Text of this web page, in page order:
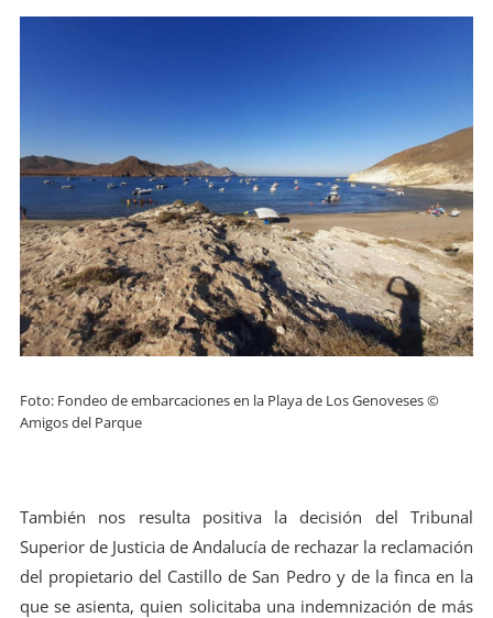
Foto: Fondeo de embarcaciones en la Playa de Los Genoveses ©
Amigos del Parque
También nos resulta positiva la decisión del Tribunal
Superior de Justicia de Andalucía de rechazar la reclamación
del propietario del Castillo de San Pedro y de la finca en la
que se asienta, quien solicitaba una indemnización de más